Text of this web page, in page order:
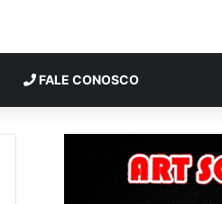
FALE CONOSCO